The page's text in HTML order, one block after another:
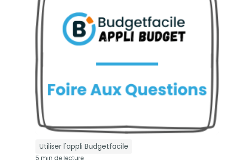
Utiliser l'appli Budgetfacile
5 min de lecture